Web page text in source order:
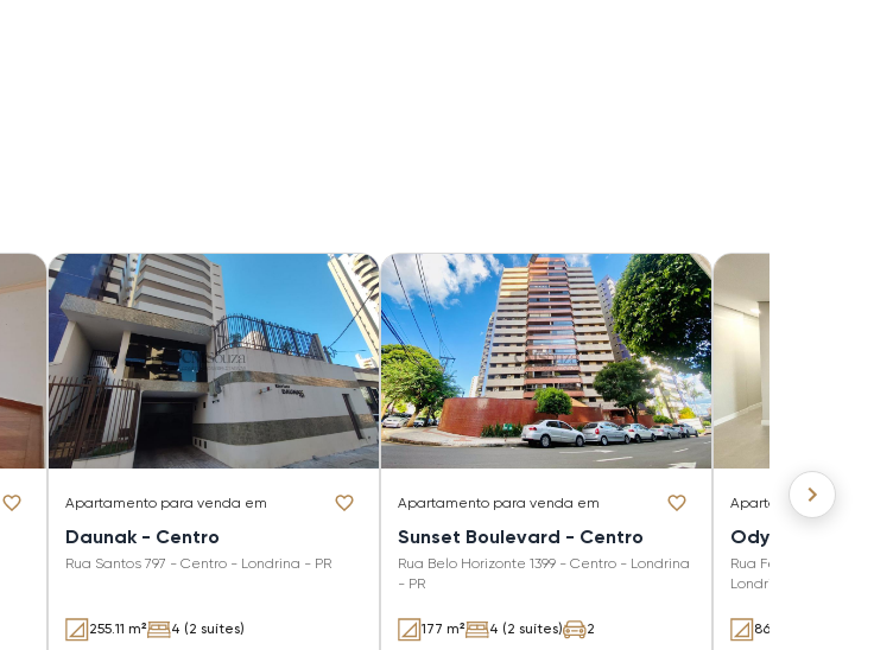
Apartamento para venda em
Daunak - Centro
Rua Santos 797 - Centro - Londrina - PR
255.11 m² 4 (2 suítes)
Apartamento para venda em
Sunset Boulevard - Centro
Rua Belo Horizonte 1399 - Centro - Londrina
- PR
177 m² 4 (2 suítes) 2
Apartamento para
Odyssey -
Rua Fernando de
Londrina - PR
86 m²